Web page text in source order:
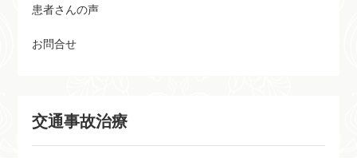
患者さんの声
お問合せ
交通事故治療